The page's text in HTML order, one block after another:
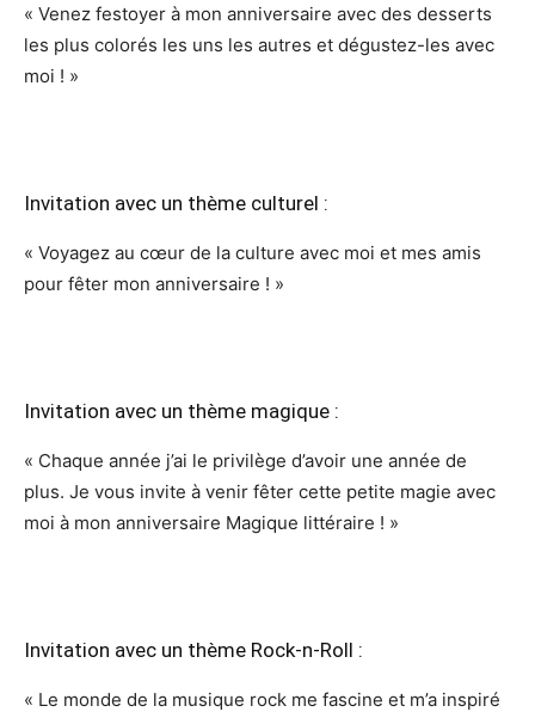
« Venez festoyer à mon anniversaire avec des desserts
les plus colorés les uns les autres et dégustez-les avec
moi ! »
Invitation avec un thème culturel :
« Voyagez au cœur de la culture avec moi et mes amis
pour fêter mon anniversaire ! »
Invitation avec un thème magique :
« Chaque année j’ai le privilège d’avoir une année de
plus. Je vous invite à venir fêter cette petite magie avec
moi à mon anniversaire Magique littéraire ! »
Invitation avec un thème Rock-n-Roll :
« Le monde de la musique rock me fascine et m’a inspiré